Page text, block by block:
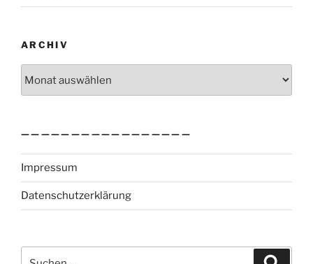
ARCHIV
—————————————————
Impressum
Datenschutzerklärung